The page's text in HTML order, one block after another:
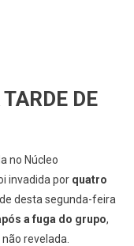
DE
no Núcleo
invadida por quatro
desta segunda-feira
a fuga do grupo,
revelada.